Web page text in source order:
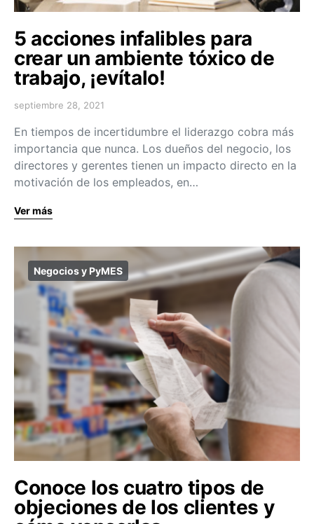
5 acciones infalibles para
crear un ambiente tóxico de
trabajo, ¡evítalo!
septiembre 28, 2021
En tiempos de incertidumbre el liderazgo cobra más
importancia que nunca. Los dueños del negocio, los
directores y gerentes tienen un impacto directo en la
motivación de los empleados, en…
Ver más
Negocios y PyMES
Conoce los cuatro tipos de
objeciones de los clientes y